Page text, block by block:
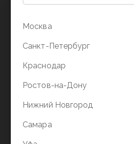
в выходные и
Политика
©
Москва
Санкт-Петербург
Краснодар
Ростов-на-Дону
Нижний Новгород
Самара